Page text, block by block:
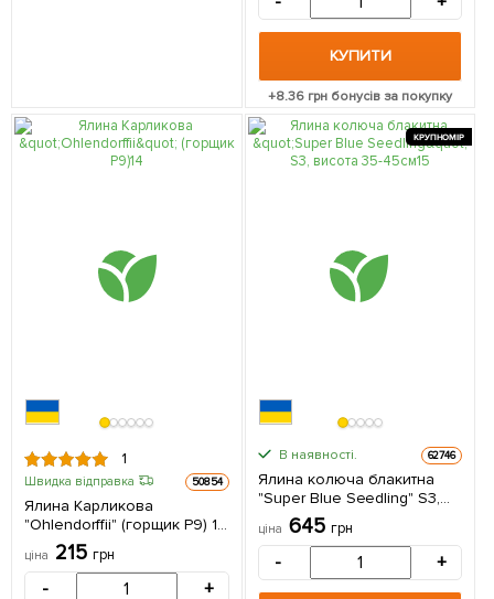
КУПИТИ
+8.36грн бонусів за покупку
1
Швидка відправка 50854
Ялина Карликова
"Ohlendorffii" (горщик P9) 1
саджанець в упаковці
ціна 215 грн
- +
КРУПНОМІР
В наявності. 62746
Ялина колюча блакитна
"Super Blue Seedling" S3,
висота 35-45см 1
саджанець в упаковці
ціна 645 грн
- +